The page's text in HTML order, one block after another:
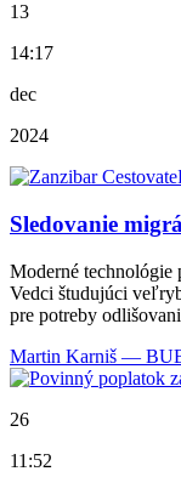
13
14:17
dec
2024
Sledovanie
Moderné technológie
Vedci študujúci
pre potreby
Martin Karniš —
26
11:52